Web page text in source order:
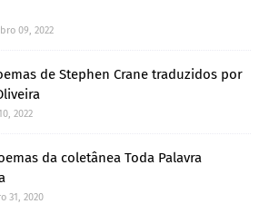
09, 2022
de Stephen Crane traduzidos por
2022
da coletânea Toda Palavra
31, 2020